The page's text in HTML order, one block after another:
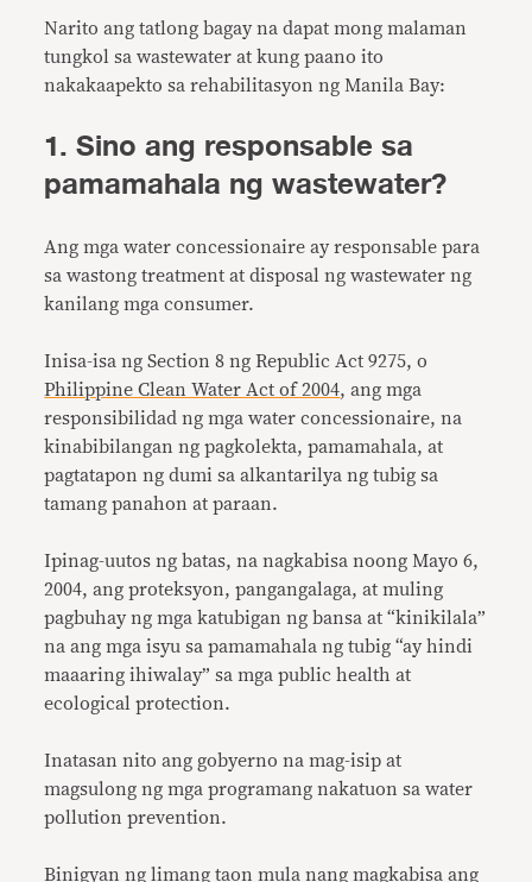
Narito ang tatlong bagay na dapat mong malaman
tungkol sa wastewater at kung paano ito
nakakaapekto sa rehabilitasyon ng Manila Bay:
1. Sino ang responsable sa
pamamahala ng wastewater?
Ang mga water concessionaire ay responsable para
sa wastong treatment at disposal ng wastewater ng
kanilang mga consumer.
Inisa-isa ng Section 8 ng Republic Act 9275, o
Philippine Clean Water Act of 2004, ang mga
responsibilidad ng mga water concessionaire, na
kinabibilangan ng pagkolekta, pamamahala, at
pagtatapon ng dumi sa alkantarilya ng tubig sa
tamang panahon at paraan.
Ipinag-uutos ng batas, na nagkabisa noong Mayo 6,
2004, ang proteksyon, pangangalaga, at muling
pagbuhay ng mga katubigan ng bansa at “kinikilala”
na ang mga isyu sa pamamahala ng tubig “ay hindi
maaaring ihiwalay” sa mga public health at
ecological protection.
Inatasan nito ang gobyerno na mag-isip at
magsulong ng mga programang nakatuon sa water
pollution prevention.
Binigyan ng limang taon mula nang magkabisa ang